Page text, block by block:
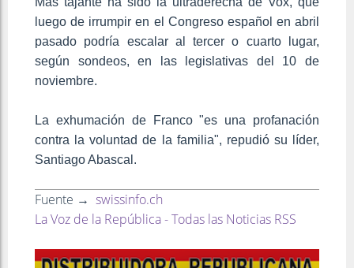
luego de irrumpir en el Congreso español en abril
pasado podría escalar al tercer o cuarto lugar,
según sondeos, en las legislativas del 10 de
noviembre.
La exhumación de Franco "es una profanación
contra la voluntad de la familia", repudió su líder,
Santiago Abascal.
Fuente → swissinfo.ch
La Voz de la República - Todas las Noticias RSS